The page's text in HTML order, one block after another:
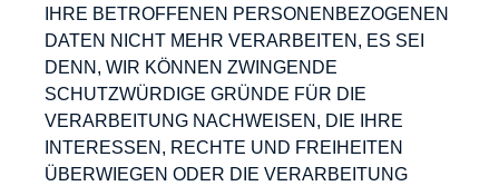
IHRE BETROFFENEN PERSONENBEZOGENEN
DATEN NICHT MEHR VERARBEITEN, ES SEI
DENN, WIR KÖNNEN ZWINGENDE
SCHUTZWÜRDIGE GRÜNDE FÜR DIE
VERARBEITUNG NACHWEISEN, DIE IHRE
INTERESSEN, RECHTE UND FREIHEITEN
ÜBERWIEGEN ODER DIE VERARBEITUNG